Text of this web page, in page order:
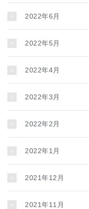
2022年6月
2022年5月
2022年4月
2022年3月
2022年2月
2022年1月
2021年12月
2021年11月